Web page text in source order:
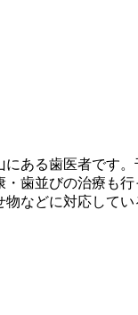
ある歯医者です
歯並びの治療も
などに対応して